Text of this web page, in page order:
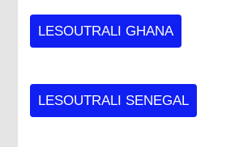
LESOUTRALI GHANA
LESOUTRALI SENEGAL